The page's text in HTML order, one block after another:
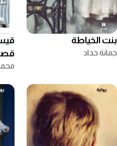
بنت الخياطة
جمانة حداد